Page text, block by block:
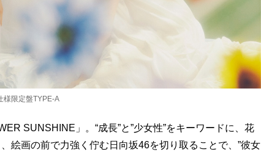
様限定盤TYPE-A
SUNSHINE」。“成長”と”少女性”をキーワードに、花
絵画の前で力強く佇む日向坂46を切り取ることで、”彼女